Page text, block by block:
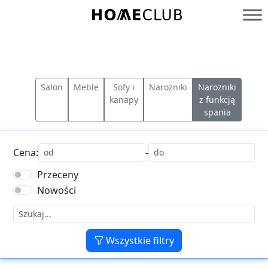
Homeclub
Salon Meble
Sofy i
kanapy
Narożniki
Narożniki
z funkcją
spania
Cena:
-
Przeceny
Nowości
Wszystkie filtry